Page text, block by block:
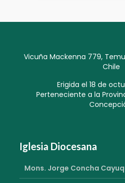
Vicuña Mackenna 779,
Chile
Erigida el 18 de
Perteneciente a la
Iglesia Diocesana
Mons. Jorge Concha